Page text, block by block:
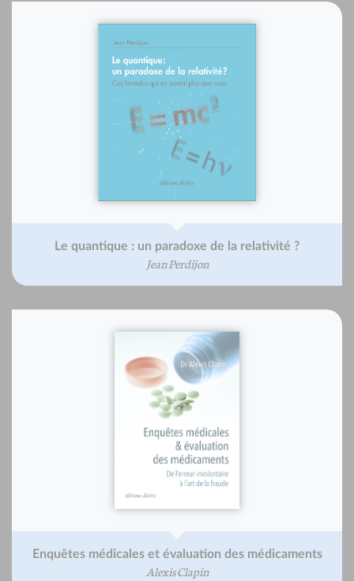
Le quantique : un paradoxe de la relativité ?
Jean Perdijon
Enquêtes médicales et évaluation des médicaments
Alexis Clapin